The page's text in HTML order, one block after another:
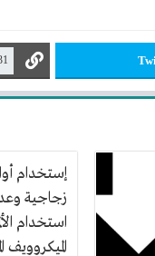
إستخدام
زجاجية
استخدام
الميكروويف